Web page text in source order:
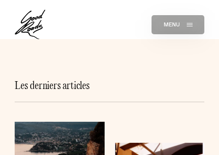
MENU
Les derniers articles